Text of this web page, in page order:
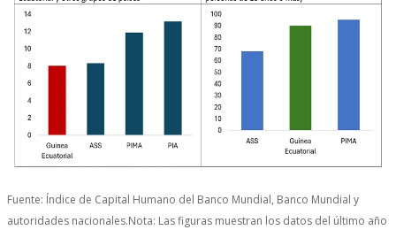
Fuente: Índice de Capital Humano del Banco Mundial, Banco Mundial y
autoridades nacionales.Nota: Las figuras muestran los datos del último año